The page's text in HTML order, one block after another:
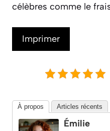
célèbres comme le
Imprimer
À propos Articles récents
Émilie